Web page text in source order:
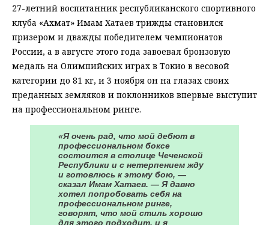
27-летний воспитанник республиканского спортивного
клуба «Ахмат» Имам Хатаев трижды становился
призером и дважды победителем чемпионатов
России, а в августе этого года завоевал бронзовую
медаль на Олимпийских играх в Токио в весовой
категории до 81 кг, и 3 ноября он на глазах своих
преданных земляков и поклонников впервые выступит
на профессиональном ринге.
«Я очень рад, что мой дебют в
профессиональном боксе
состоится в столице Чеченской
Республики и с нетерпением жду
и готовлюсь к этому бою, —
сказал Имам Хатаев. — Я давно
хотел попробовать себя на
профессиональном ринге,
говорят, что мой стиль хорошо
для этого подходит, и я